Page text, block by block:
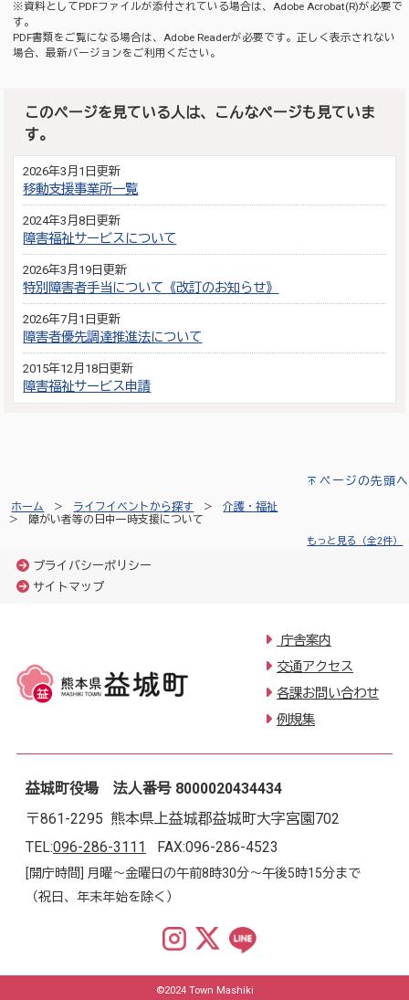
※資料としてPDFファイルが添付されている場合は、Adobe Acrobat(R)が必要で
す。
PDF書類をご覧になる場合は、Adobe Readerが必要です。正しく表示されない
場合、最新バージョンをご利用ください。
このページを見ている人は、こんなページも見ていま
す。
2026年3月1日更新
移動支援事業所一覧
2024年3月8日更新
障害福祉サービスについて
2026年3月19日更新
特別障害者手当について《改訂のお知らせ》
2026年7月1日更新
障害者優先調達推進法について
2015年12月18日更新
障害福祉サービス申請
ページの先頭へ
ホーム ライフイベントから探す
介護・福祉
障がい者等の日中一時支援について
もっと見る（全2件）
プライバシーポリシー
サイトマップ
庁舎案内
交通アクセス
各課お問い合わせ
例規集
益城町役場 法人番号 8000020434434
〒861-2295 熊本県上益城郡益城町大字宮園702
TEL:096-286-3111 FAX:096-286-4523
[開庁時間] 月曜～金曜日の午前8時30分～午後5時15分まで
（祝日、年末年始を除く）
©2024 Town Mashiki